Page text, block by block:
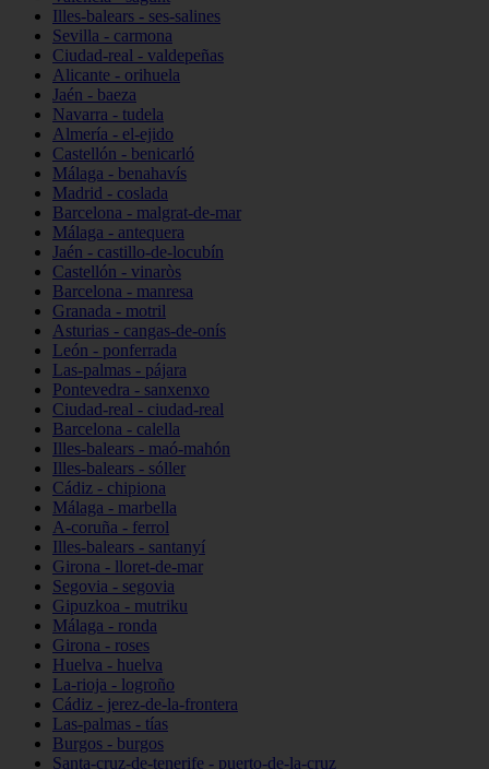
Illes-balears - ses-salines
Sevilla - carmona
Ciudad-real - valdepeñas
Alicante - orihuela
Jaén - baeza
Navarra - tudela
Almería - el-ejido
Castellón - benicarló
Málaga - benahavís
Madrid - coslada
Barcelona - malgrat-de-mar
Málaga - antequera
Jaén - castillo-de-locubín
Castellón - vinaròs
Barcelona - manresa
Granada - motril
Asturias - cangas-de-onís
León - ponferrada
Las-palmas - pájara
Pontevedra - sanxenxo
Ciudad-real - ciudad-real
Barcelona - calella
Illes-balears - maó-mahón
Illes-balears - sóller
Cádiz - chipiona
Málaga - marbella
A-coruña - ferrol
Illes-balears - santanyí
Girona - lloret-de-mar
Segovia - segovia
Gipuzkoa - mutriku
Málaga - ronda
Girona - roses
Huelva - huelva
La-rioja - logroño
Cádiz - jerez-de-la-frontera
Las-palmas - tías
Burgos - burgos
Santa-cruz-de-tenerife - puerto-de-la-cruz